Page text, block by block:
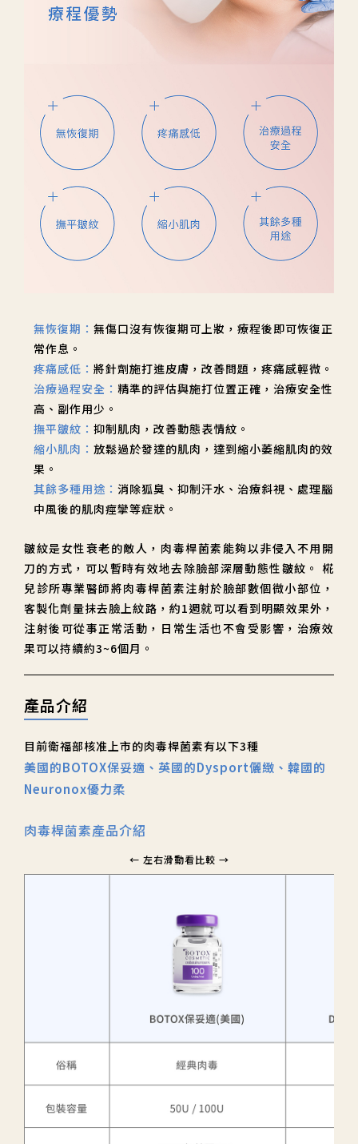
無恢復期： 無傷口沒有恢復期可上妝，療程後即可恢復正
常作息。
疼痛感低： 將針劑施打進皮膚，改善問題，疼痛感輕微。
治療過程安全： 精準的評估與施打位置正確，治療安全性
高、副作用少。
撫平皺紋： 抑制肌肉，改善動態表情紋。
縮小肌肉： 放鬆過於發達的肌肉，達到縮小萎縮肌肉的效
果。
其餘多種用途： 消除狐臭、抑制汗水、治療斜視、處理腦
中風後的肌肉痙攣等症狀。
皺紋是女性衰老的敵人，肉毒桿菌素能夠以非侵入不用開
刀的方式，可以暫時有效地去除臉部深層動態性皺紋。 椛
兒診所專業醫師將肉毒桿菌素注射於臉部數個微小部位，
客製化劑量抹去臉上紋路，約1週就可以看到明顯效果外，
注射後可從事正常活動，日常生活也不會受影響，治療效
果可以持續約3~6個月。
產品介紹
目前衛福部核准上市的肉毒桿菌素有以下3種
美國的BOTOX保妥適、英國的Dysport儷緻、韓國的
Neuronox優力柔
肉毒桿菌素產品介紹
← 左右滑動看比較 →